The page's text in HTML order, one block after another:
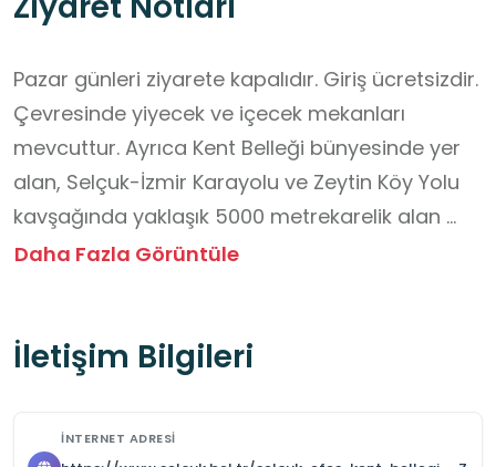
Pazar günleri ziyarete kapalıdır. Giriş ücretsizdir.
Çevresinde yiyecek ve içecek mekanları
mevcuttur. Ayrıca Kent Belleği bünyesinde yer
alan, Selçuk-İzmir Karayolu ve Zeytin Köy Yolu
kavşağında yaklaşık 5000 metrekarelik alan
üzerine inşa edilen Efes Tarlası Yaşam Köyü
Kafe, Toprak Kütüphanesi, İsmail Hakkı Tonguç
Plantasyon Alanları, İçme Suyu, Pissu ve
Daha Fazla Görüntüle
İletişim Bilgileri
İNTERNET ADRESI